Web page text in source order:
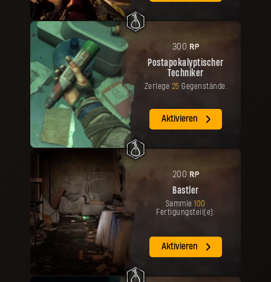
300 RP
Postapokalyptischer
Techniker
Zerlege 25 Gegenstände.
Aktivieren
200 RP
Bastler
Sammle100
Fertigungsteil(e).
Aktivieren